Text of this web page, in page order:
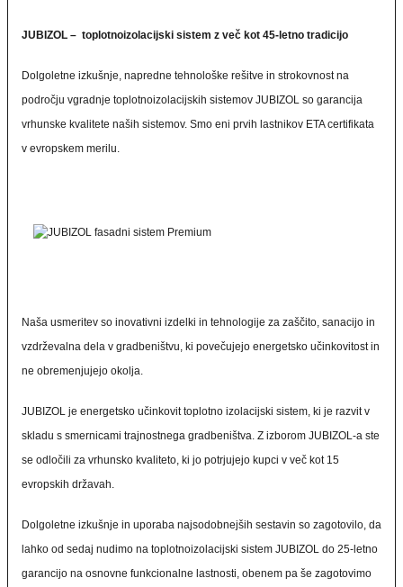
JUBIZOL – toplotnoizolacijski sistem z več kot 45-letno tradicijo
Dolgoletne izkušnje, napredne tehnološke rešitve in strokovnost na
področju vgradnje toplotnoizolacijskih sistemov JUBIZOL so garancija
vrhunske kvalitete naših sistemov. Smo eni prvih lastnikov ETA certifikata
v evropskem merilu.
Naša usmeritev so inovativni izdelki in tehnologije za zaščito, sanacijo in
vzdrževalna dela v gradbeništvu, ki povečujejo energetsko učinkovitost in
ne obremenjujejo okolja.
JUBIZOL je energetsko učinkovit toplotno izolacijski sistem, ki je razvit v
skladu s smernicami trajnostnega gradbeništva. Z izborom JUBIZOL-a ste
se odločili za vrhunsko kvaliteto, ki jo potrjujejo kupci v več kot 15
evropskih državah.
Dolgoletne izkušnje in uporaba najsodobnejših sestavin so zagotovilo, da
lahko od sedaj nudimo na toplotnoizolacijski sistem JUBIZOL do 25-letno
garancijo na osnovne funkcionalne lastnosti, obenem pa še zagotovimo